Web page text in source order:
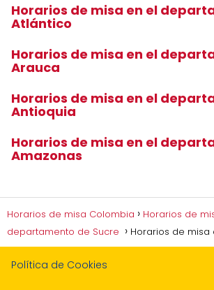
Horarios de misa en el
Atlántico
Horarios de misa en el
Arauca
Horarios de misa en el
Antioquia
Horarios de misa en el
Amazonas
Horarios de misa Colombia
Horarios de
departamento de Sucre
Horarios de misa
Política de Cookies